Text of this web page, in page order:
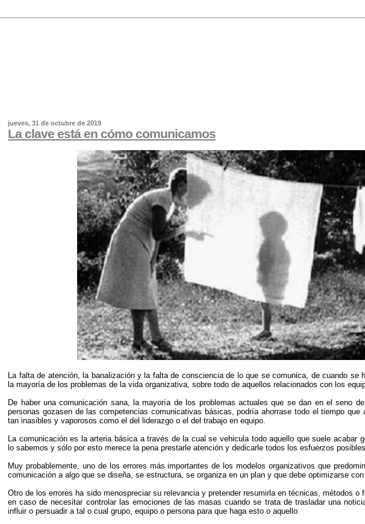
jueves, 31 de octubre de 2019
La clave está en cómo comunicamos
La falta de atención, la banalización y la falta de consciencia de lo que se comunica, de cuando
la mayoría de los problemas de la vida organizativa, sobre todo de aquellos relacionados con los
De haber una comunicación sana, la mayoría de los problemas actuales que se dan en el seno
personas gozasen de las competencias comunicativas básicas, podría ahorrase todo el tiempo
tan inasibles y vaporosos como el del liderazgo o el del trabajo en equipo.
La comunicación es la arteria básica a través de la cual se vehicula todo aquello que suele acabar
lo sabemos y sólo por esto merece la pena prestarle atención y dedicarle todos los esfuerzos
Muy probablemente, uno de los errores más importantes de los modelos organizativos que
comunicación a algo que se diseña, se estructura, se organiza en un plan y que debe optimizarse
Otro de los errores ha sido menospreciar su relevancia y pretender resumirla en técnicas, métodos o
en caso de necesitar controlar las emociones de las masas cuando se trata de trasladar una
influir o persuadir a tal o cual grupo, equipo o persona para que haga esto o aquello.